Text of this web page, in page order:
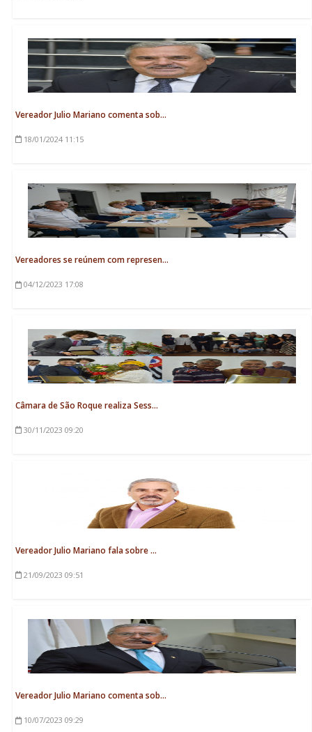
Vereador Julio Mariano comenta sob...
18/01/2024 11:15
Vereadores se reúnem com represen...
04/12/2023 17:08
Câmara de São Roque realiza Sess...
30/11/2023 09:20
Vereador Julio Mariano fala sobre ...
21/09/2023 09:51
Vereador Julio Mariano comenta sob...
10/07/2023 09:29